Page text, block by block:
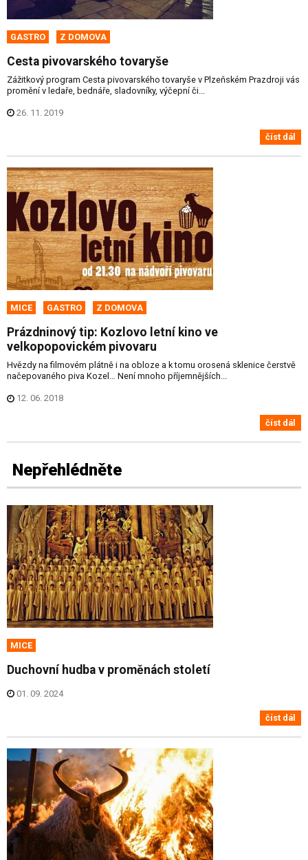
GASTRO Z DOMOVA
Cesta pivovarského tovaryše
Zážitkový program Cesta pivovarského tovaryše v Plzeňském Prazdroji vás
promění v ledaře, bednáře, sladovníky, výčepní či...
26. 11. 2019
číst dál
MICE GASTRO Z DOMOVA
Prázdninový tip: Kozlovo letní kino ve
velkopopovickém pivovaru
Hvězdy na filmovém plátně i na obloze a k tomu orosená sklenice čerstvě
načepovaného piva Kozel… Není mnoho příjemnějších...
12. 06. 2018
číst dál
Nepřehlédněte
MICE
Duchovní hudba v proměnách století
01. 09. 2024
číst dál